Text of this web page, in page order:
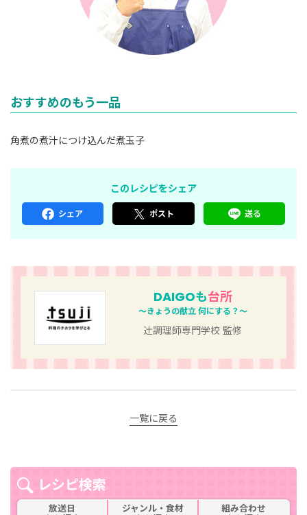
おすすめのもう一品
角煮の煮汁につけ込んだ煮玉子
このレシピをシェア
シェア ポスト 送る
DAIGOも台所
～きょうの献立 何にする？～
辻󠄀調理師専門学校 監修
一覧に戻る
レシピ検索
放送日 ジャンル・食材 組み合わせ